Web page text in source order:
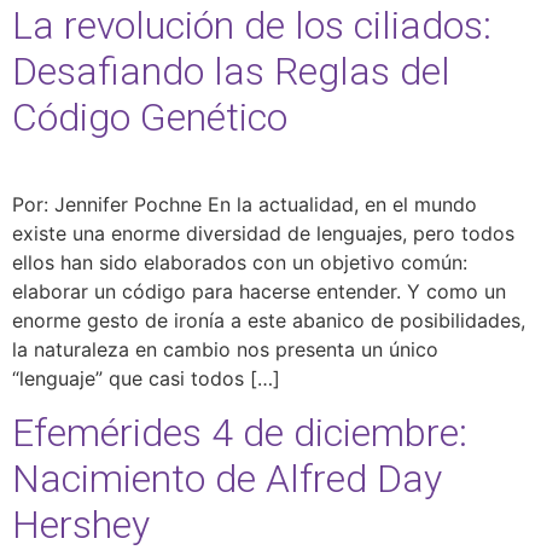
La revolución de los ciliados:
Desafiando las Reglas del
Código Genético
Por: Jennifer Pochne En la actualidad, en el mundo
existe una enorme diversidad de lenguajes, pero todos
ellos han sido elaborados con un objetivo común:
elaborar un código para hacerse entender. Y como un
enorme gesto de ironía a este abanico de posibilidades,
la naturaleza en cambio nos presenta un único
“lenguaje” que casi todos […]
Efemérides 4 de diciembre:
Nacimiento de Alfred Day
Hershey